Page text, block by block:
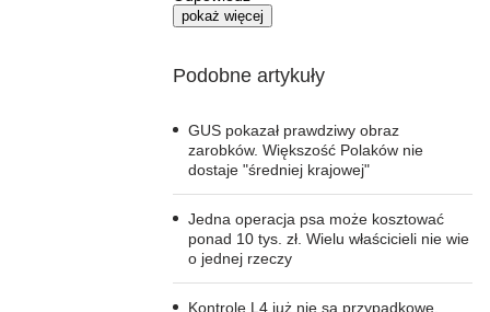
pokaż więcej
Podobne artykuły
GUS pokazał prawdziwy obraz
zarobków. Większość Polaków nie
dostaje "średniej krajowej"
Jedna operacja psa może kosztować
ponad 10 tys. zł. Wielu właścicieli nie wie
o jednej rzeczy
Kontrole L4 już nie są przypadkowe.